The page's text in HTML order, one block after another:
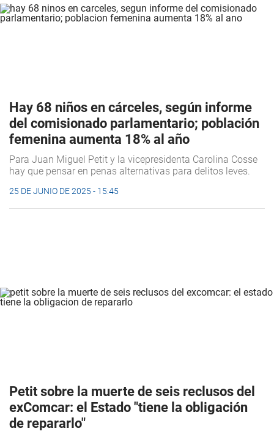
Hay 68 niños en cárceles, según informe
del comisionado parlamentario; población
femenina aumenta 18% al año
Para Juan Miguel Petit y la vicepresidenta Carolina Cosse
hay que pensar en penas alternativas para delitos leves.
25 DE JUNIO DE 2025 - 15:45
Petit sobre la muerte de seis reclusos del
exComcar: el Estado "tiene la obligación
de repararlo"